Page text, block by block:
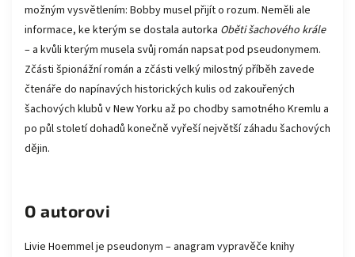
možným vysvětlením: Bobby musel přijít o rozum. Neměli ale
informace, ke kterým se dostala autorka Oběti šachového krále
– a kvůli kterým musela svůj román napsat pod pseudonymem.
Zčásti špionážní román a zčásti velký milostný příběh zavede
čtenáře do napínavých historických kulis od zakouřených
šachových klubů v New Yorku až po chodby samotného Kremlu a
po půl století dohadů konečně vyřeší největší záhadu šachových
dějin.
O autorovi
Livie Hoemmel je pseudonym – anagram vypravěče knihy